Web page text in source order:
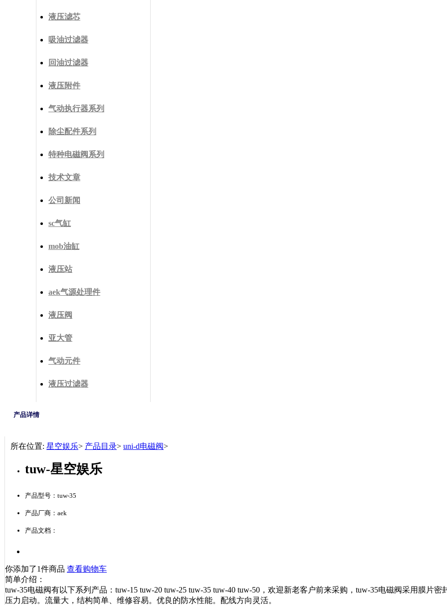
液压滤芯
吸油过滤器
回油过滤器
液压附件
气动执行器系列
除尘配件系列
特种电磁阀系列
技术文章
公司新闻
sc气缸
mob油缸
液压站
aek气源处理件
液压阀
亚大管
气动元件
液压过滤器
产品详情
所在位置: 星空娱乐> 产品目录> uni-d电磁阀>
tuw-星空娱乐
产品型号：tuw-35
产品厂商：aek
产品文档：
你添加了1件商品 查看购物车
简单介绍：
tuw-35电磁阀有以下系列产品：tuw-15 tuw-20 tuw-25 tuw-35 tuw-40 tuw-50，欢迎新老客户前来采购，tuw-35电磁阀采用膜片密
压力启动。流量大，结构简单、维修容易。优良的防水性能。配线方向灵活。